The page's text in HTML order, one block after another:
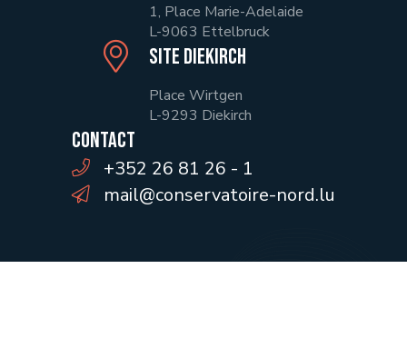
1, Place Marie-Adelaide
L-9063 Ettelbruck
Site Diekirch
Place Wirtgen
L-9293 Diekirch
Contact
+352 26 81 26 - 1
mail@conservatoire-nord.lu